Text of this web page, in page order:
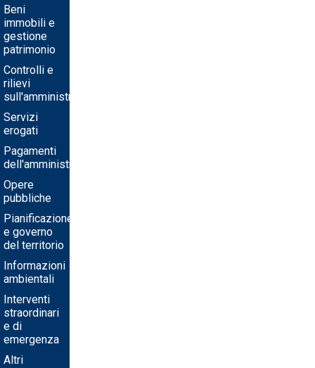
Beni
immobili e
gestione
patrimonio
Controlli e
rilievi
sull'amministrazione
Servizi
erogati
Pagamenti
dell'amministrazione
Opere
pubbliche
Pianificazione
e governo
del territorio
Informazioni
ambientali
Interventi
straordinari
e di
emergenza
Altri